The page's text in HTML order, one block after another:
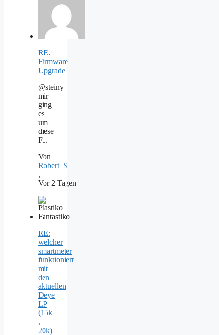
RE:
Firmware
Upgrade
@steiny
mir
ging
es
um
diese
F...
Von
Robert_S
,
Vor 2 Tagen
RE:
welcher
smartmeter
funktioniert
mit
den
aktuellen
Deye
LP
(15k
,
20k)